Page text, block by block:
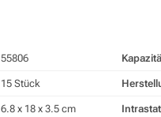
55806
15 Stück
6.8 x 18 x 3.5 cm